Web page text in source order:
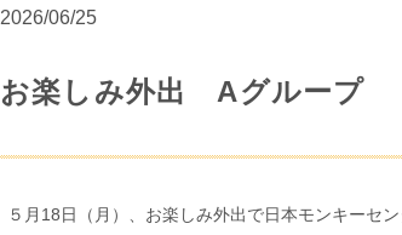
2026/06/25
お楽しみ外出 Aグループ
５月18日（月）、お楽しみ外出で日本モンキーセ